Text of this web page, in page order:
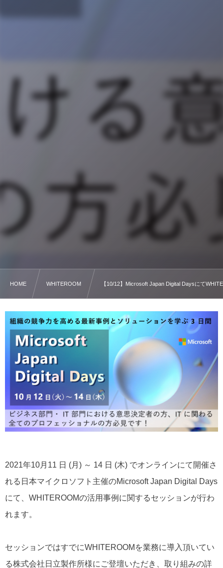
HOME WHITEROOM 【10/12】Microsoft Japan Digital Daysにて
2021年10月11 日 (月) ～ 14 日 (木) でオンラインにて開催さ
れる日本マイクロソフト主催のMicrosoft Japan Digital Days
にて、WHITEROOMの活用事例に関するセッションが行わ
れます。
セッションではすでにWHITEROOMを業務に導入頂いてい
る株式会社日立製作所様にご登壇いただき、取り組みの詳